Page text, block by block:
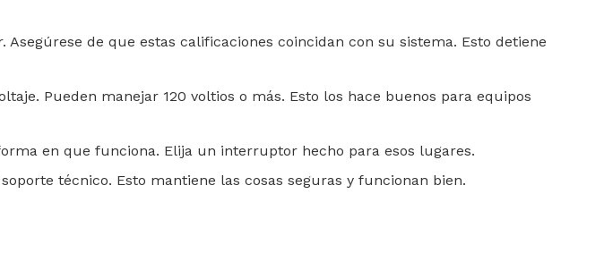
de que estas calificaciones coincidan con su sistema. Esto detiene
Pueden manejar 120 voltios o más. Esto los hace buenos para equipos
en que funciona. Elija un interruptor hecho para esos lugares.
técnico. Esto mantiene las cosas seguras y funcionan bien.